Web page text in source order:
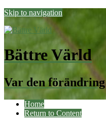
Skip to navigation
Bättre Värld
Var den
Home
Return to Content